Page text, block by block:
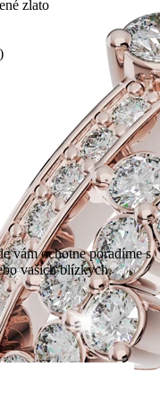
zlato
vám ochotne poradíme s
vašich blízkych.